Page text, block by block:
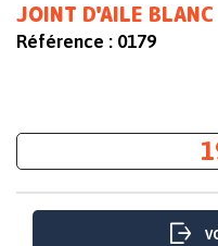
JOINT D'AILE BLANC
Référence : 0179